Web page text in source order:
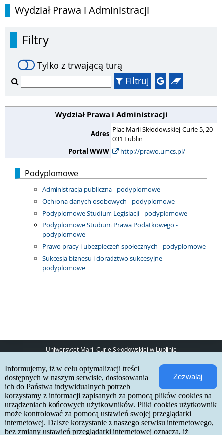
Wydział Prawa i Administracji
Filtry
Tylko z trwającą turą
Filtruj
Wydział Prawa i Administracji
Adres Plac Marii Skłodowskiej-Curie 5, 20-
031 Lublin
Portal WWW
http://prawo.umcs.pl/
Podyplomowe
Administracja publiczna - podyplomowe
Ochrona danych osobowych - podyplomowe
Podyplomowe Studium Legislacji - podyplomowe
Podyplomowe Studium Prawa Podatkowego -
podyplomowe
Prawo pracy i ubezpieczeń społecznych - podyplomowe
Sukcesja biznesu i doradztwo sukcesyjne -
podyplomowe
Uniwersytet Marii Curie-Skłodowskiej w Lublinie
20-031 Lublin
www:http://umcs.pl
Internetowa Rekrutacja Kandydatów
IRK 1.21.3 (6bf78478) :: 2026-06-17
mapa strony
deklaracja dostępności
kontakt
Zezwalaj
Informujemy, iż w celu optymalizacji treści
dostępnych w naszym serwisie, dostosowania
ich do Państwa indywidualnych potrzeb
korzystamy z informacji zapisanych za pomocą plików cookies na
urządzeniach końcowych użytkowników. Pliki cookies użytkownik
może kontrolować za pomocą ustawień swojej przeglądarki
internetowej. Dalsze korzystanie z naszego serwisu internetowego,
bez zmiany ustawień przeglądarki internetowej oznacza, iż